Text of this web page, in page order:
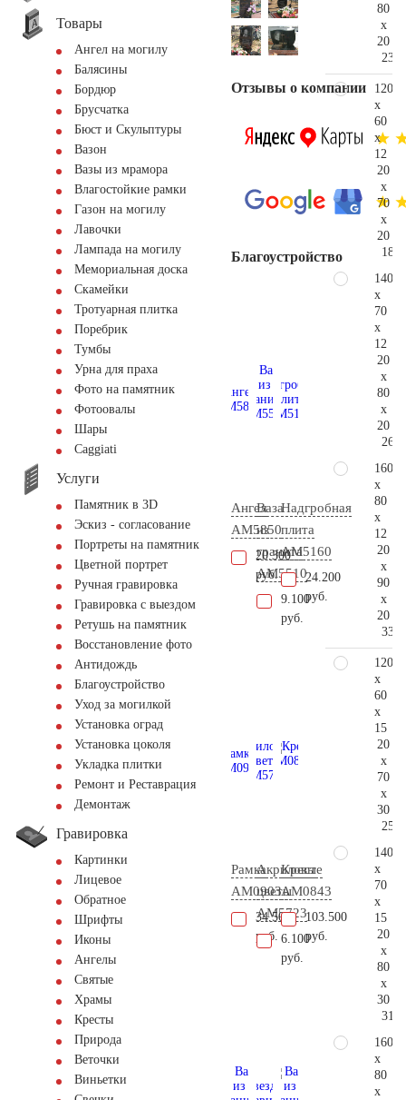
Товары
Ангел на могилу
Балясины
Бордюр
Брусчатка
Бюст и Скульптуры
Вазон
Вазы из мрамора
Влагостойкие рамки
Газон на могилу
Лавочки
Лампада на могилу
Мемориальная доска
Скамейки
Тротуарная плитка
Поребрик
Тумбы
Урна для праха
Фото на памятник
Фотоовалы
Шары
Сaggiati
Услуги
Памятник в 3D
Эскиз - согласование
Портреты на памятник
Цветной портрет
Ручная гравировка
Гравировка с выездом
Ретушь на памятник
Восстановление фото
Антидождь
Благоустройство
Уход за могилкой
Установка оград
Установка цоколя
Укладка плитки
Ремонт и Реставрация
Демонтаж
Гравировка
Картинки
Лицевое
Обратное
Шрифты
Иконы
Ангелы
Святые
Храмы
Кресты
Природа
Веточки
Виньетки
Отзывы о компании
Благоустройство
Ангел
AM5850
20.300
руб.
Ваза
из
гранита
AM5510
9.100
руб.
Надгробная
плита
AM5160
24.200
руб.
Рамка
AM0903
34.500
руб.
Акриловые
цветы
AM5723
6.100
руб.
Крест
AM0843
103.500
руб.
80
x
20
120
x
60
x
12
20
x
70
x
20
140
x
70
x
12
20
x
80
x
20
160
x
80
x
12
20
x
90
x
20
120
x
60
x
15
20
x
70
x
30
140
x
70
x
15
20
x
80
x
30
160
x
80
x